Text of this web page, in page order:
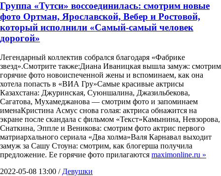
Группа «Тутси» воссоединилась: смотрим новые
фото Ортман, Ярославской, Вебер и Ростовой,
который исполнили «Самый-самый человек
дорогой»
Легендарный коллектив собрался благодаря «Фабрике
звезд».Смотрите также:Диана Иваницкая вышла замуж: смотрим
горячие фото новоиспеченной жены и вспоминаем, как она
хотела попасть в «ВИА Гру»Самые красивые актрисы
Казахстана: Джуринская, Суюншалина, Джазильбекова,
Сагатова, Мухамеджанова — смотрим фото и запоминаем
именаКристина Асмус снова голая: актриса обнажится на
экране после скандала с фильмом «Текст»Камынина, Невзорова,
Снаткина, Эппле и Веникова: смотрим фото актрис первого
матриархального сериала «Два холма»Валя Карнавал выходит
замуж за Сашу Стоуна: смотрим, как блогерша получила
предложение. Ее горячие фото прилагаются maximonline.ru »
2022-05-08 13:00 / Девушки